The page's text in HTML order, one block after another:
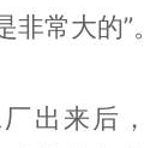
非常大的”。
出来后，